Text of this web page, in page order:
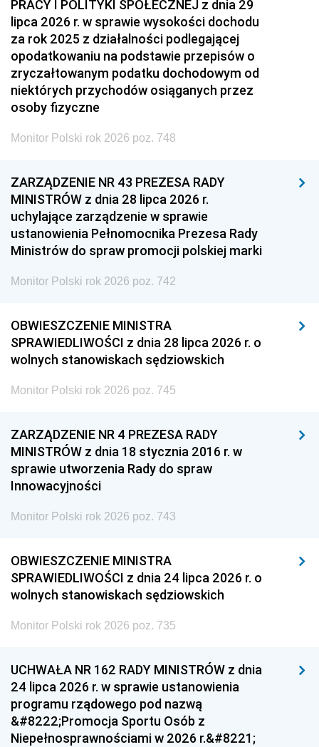
PRACY I POLITYKI SPOŁECZNEJ z dnia 29
lipca 2026 r. w sprawie wysokości dochodu
za rok 2025 z działalności podlegającej
opodatkowaniu na podstawie przepisów o
zryczałtowanym podatku dochodowym od
niektórych przychodów osiąganych przez
osoby fizyczne
Monitor Polski rok 2026 poz. 748
ZARZĄDZENIE NR 43 PREZESA RADY
MINISTRÓW z dnia 28 lipca 2026 r.
uchylające zarządzenie w sprawie
ustanowienia Pełnomocnika Prezesa Rady
Ministrów do spraw promocji polskiej marki
Monitor Polski rok 2026 poz. 742
OBWIESZCZENIE MINISTRA
SPRAWIEDLIWOŚCI z dnia 28 lipca 2026 r. o
wolnych stanowiskach sędziowskich
Monitor Polski rok 2026 poz. 745
ZARZĄDZENIE NR 4 PREZESA RADY
MINISTRÓW z dnia 18 stycznia 2016 r. w
sprawie utworzenia Rady do spraw
Innowacyjności
Monitor Polski rok 2026 poz. 743
OBWIESZCZENIE MINISTRA
SPRAWIEDLIWOŚCI z dnia 24 lipca 2026 r. o
wolnych stanowiskach sędziowskich
Monitor Polski rok 2026 poz. 735
UCHWAŁA NR 162 RADY MINISTRÓW z dnia
24 lipca 2026 r. w sprawie ustanowienia
programu rządowego pod nazwą
&#8222;Promocja Sportu Osób z
Niepełnosprawnościami w 2026 r.&#8221;